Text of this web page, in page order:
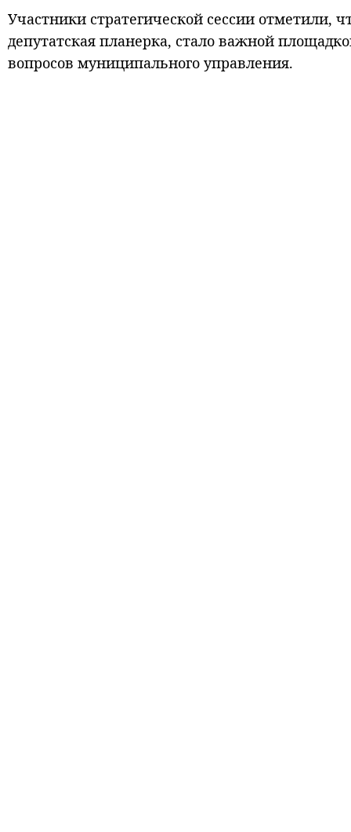
Участники стратегической сессии отметили,
депутатская планерка, стало важной
вопросов муниципального управления.